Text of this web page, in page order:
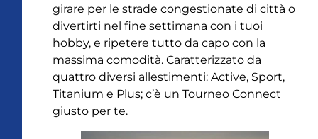
girare per le strade congestionate di città o
divertirti nel fine settimana con i tuoi
hobby, e ripetere tutto da capo con la
massima comodità. Caratterizzato da
quattro diversi allestimenti: Active, Sport,
Titanium e Plus; c’è un Tourneo Connect
giusto per te.